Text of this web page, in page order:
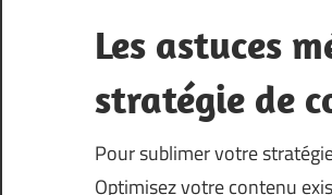
Les astuces
stratégie de
Pour sublimer votre
Optimisez votre contenu